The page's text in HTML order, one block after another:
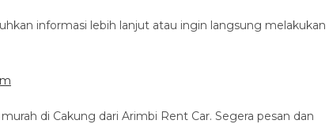
informasi lebih lanjut atau ingin langsung melakukan
di Cakung dari Arimbi Rent Car. Segera pesan dan